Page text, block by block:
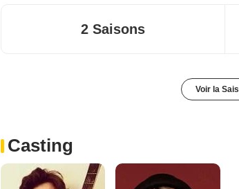
2 Saisons
Voir la
Casting